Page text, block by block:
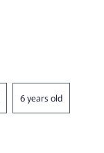
6 years old